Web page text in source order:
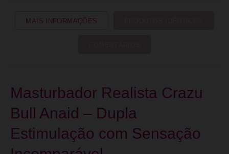
MAIS INFORMAÇÕES
Masturbador Realista Crazu
Bull Anaid – Dupla
Estimulação com Sensação